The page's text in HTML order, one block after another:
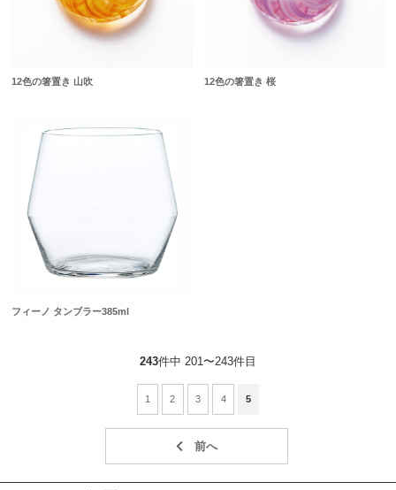
12色の箸置き 山吹 12色の箸置き 桜
フィーノ タンブラー385ml
243件中 201〜243件目
1 2 3 4 5